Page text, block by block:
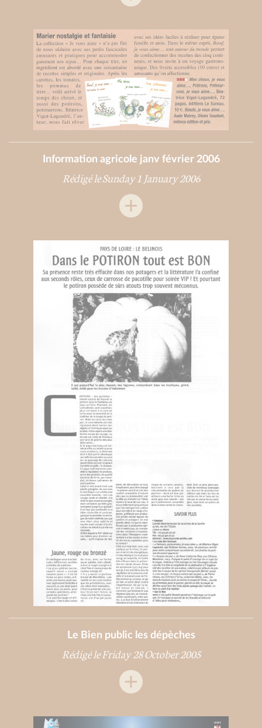
Information agricole janv février 2006
Rédigé le Sunday 1 January 2006
Le Bien public les dépèches
Rédigé le Friday 28 October 2005